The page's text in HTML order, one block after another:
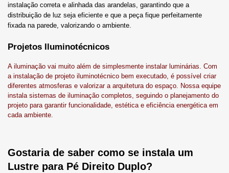
instalação correta e alinhada das arandelas , garantindo que a
distribuição de luz seja eficiente e que a peça fique perfeitamente
fixada na parede, valorizando o ambiente.
Projetos Iluminotécnicos
A iluminação vai muito além de simplesmente instalar luminárias. Com
a instalação de projeto iluminotécnico bem executado, é possível criar
diferentes atmosferas e valorizar a arquitetura do espaço. Nossa equipe
instala sistemas de iluminação completos, seguindo o planejamento do
projeto para garantir funcionalidade, estética e eficiência energética em
cada ambiente.
Gostaria de saber como se instala um
Lustre para Pé Direito Duplo?